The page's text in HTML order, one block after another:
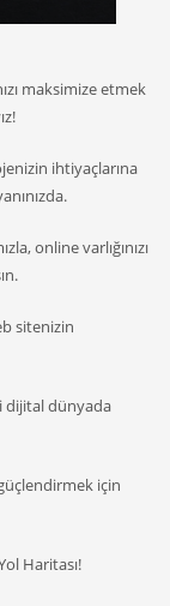
maksimize etmek
ihtiyaçlarına
online varlığınızı
sitenizin
dijital dünyada
için
Haritası!